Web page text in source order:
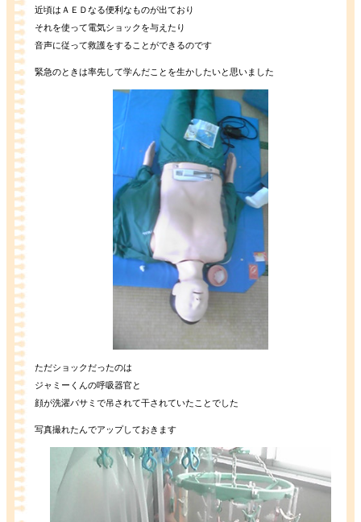
近頃はＡＥＤなる便利なものが出ており
それを使って電気ショックを与えたり
音声に従って救護をすることができるのです
緊急のときは率先して学んだことを生かしたいと思いました
ただショックだったのは
ジャミーくんの呼吸器官と
顔が洗濯バサミで吊されて干されていたことでした
写真撮れたんでアップしておきます